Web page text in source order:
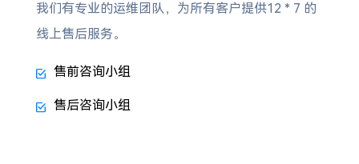
我们有专业的运维团队，为所有客户提供12 * 7 的
线上售后服务。
售前咨询小组
售后咨询小组